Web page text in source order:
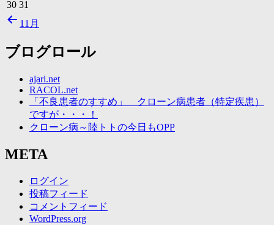
30 31
11月
ブログロール
ajari.net
RACOL.net
「不良患者のすすめ」 クローン病患者（特定疾患）
ですが・・・！
クローン病～陸トトの今日もOPP
META
ログイン
投稿フィード
コメントフィード
WordPress.org